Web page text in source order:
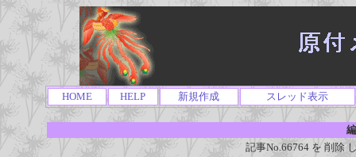
HOME HELP 新規作成 スレッド表示
記事No.66764 を 削除